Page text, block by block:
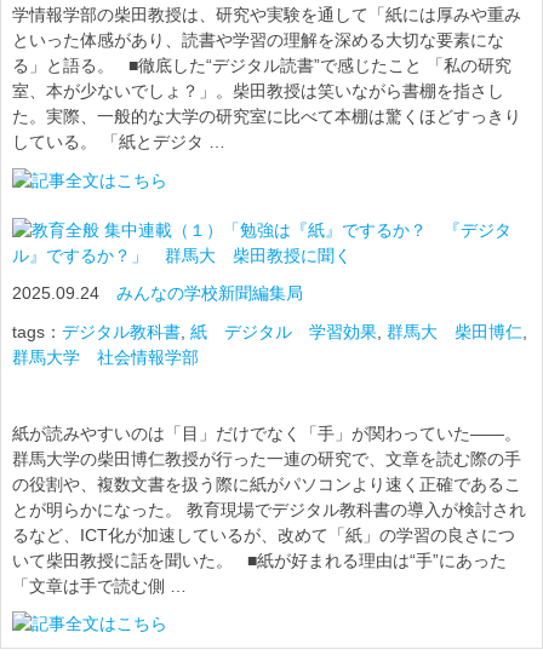
学情報学部の柴田教授は、研究や実験を通して「紙には厚みや重み
といった体感があり、読書や学習の理解を深める大切な要素にな
る」と語る。 ■徹底した“デジタル読書”で感じたこと 「私の研究
室、本が少ないでしょ？」。柴田教授は笑いながら書棚を指さし
た。実際、一般的な大学の研究室に比べて本棚は驚くほどすっきり
している。 「紙とデジタ …
集中連載（１）「勉強は『紙』でするか？ 『デジタ
ル』でするか？」 群馬大 柴田教授に聞く
2025.09.24 みんなの学校新聞編集局
tags： デジタル教科書 紙 デジタル 学習効果 群馬大 柴田博仁
群馬大学 社会情報学部
紙が読みやすいのは「目」だけでなく「手」が関わっていた――。
群馬大学の柴田博仁教授が行った一連の研究で、文章を読む際の手
の役割や、複数文書を扱う際に紙がパソコンより速く正確であるこ
とが明らかになった。 教育現場でデジタル教科書の導入が検討され
るなど、ICT化が加速しているが、改めて「紙」の学習の良さにつ
いて柴田教授に話を聞いた。 ■紙が好まれる理由は“手”にあった
「文章は手で読む側 …